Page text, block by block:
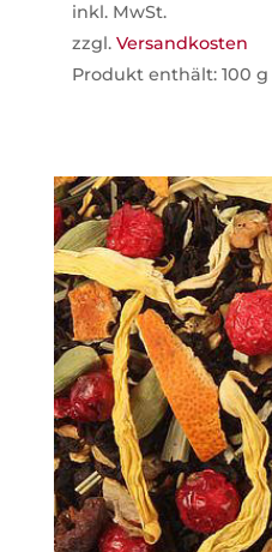
inkl. MwSt.
zzgl. Versandkosten
Produkt enthält: 100 g